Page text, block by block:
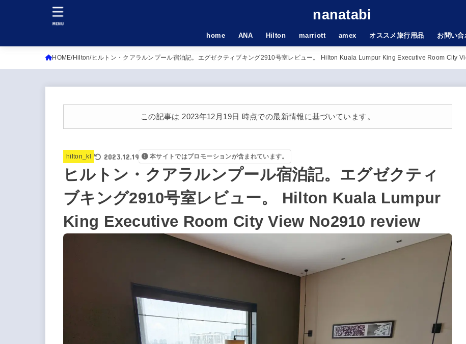
nanatabi
home ANA Hilton marriott amex オススメ旅行用品 お問い合
MENU
HOME Hilton ヒルトン・クアラルンプール宿泊記。エグゼクティブキング2910号室レビュー。 Hilton Kuala Lumpur King Executive Room City
この記事は 2023年12月19日 時点での最新情報に基づいています。
hilton_kl 2023.12.19 本サイトではプロモーションが含まれています。
ヒルトン・クアラルンプール宿泊記。エグゼクティ
ブキング2910号室レビュー。 Hilton Kuala Lumpur
King Executive Room City View No2910 review